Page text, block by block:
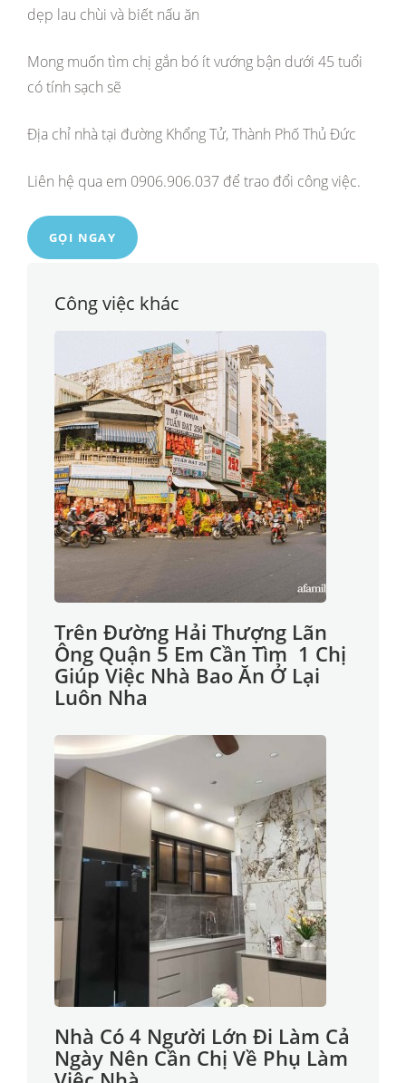
dẹp lau chùi và biết nấu ăn
Mong muốn tìm chị gắn bó ít vướng bận dưới 45 tuổi
có tính sạch sẽ
Địa chỉ nhà tại đường Khổng Tử, Thành Phố Thủ Đức
Liên hệ qua em 0906.906.037 để trao đổi công việc.
GỌI NGAY
Công việc khác
Trên Đường Hải Thượng Lãn
Ông Quận 5 Em Cần Tìm 1 Chị
Giúp Việc Nhà Bao Ăn Ở Lại
Luôn Nha
Nhà Có 4 Người Lớn Đi Làm Cả
Ngày Nên Cần Chị Về Phụ Làm